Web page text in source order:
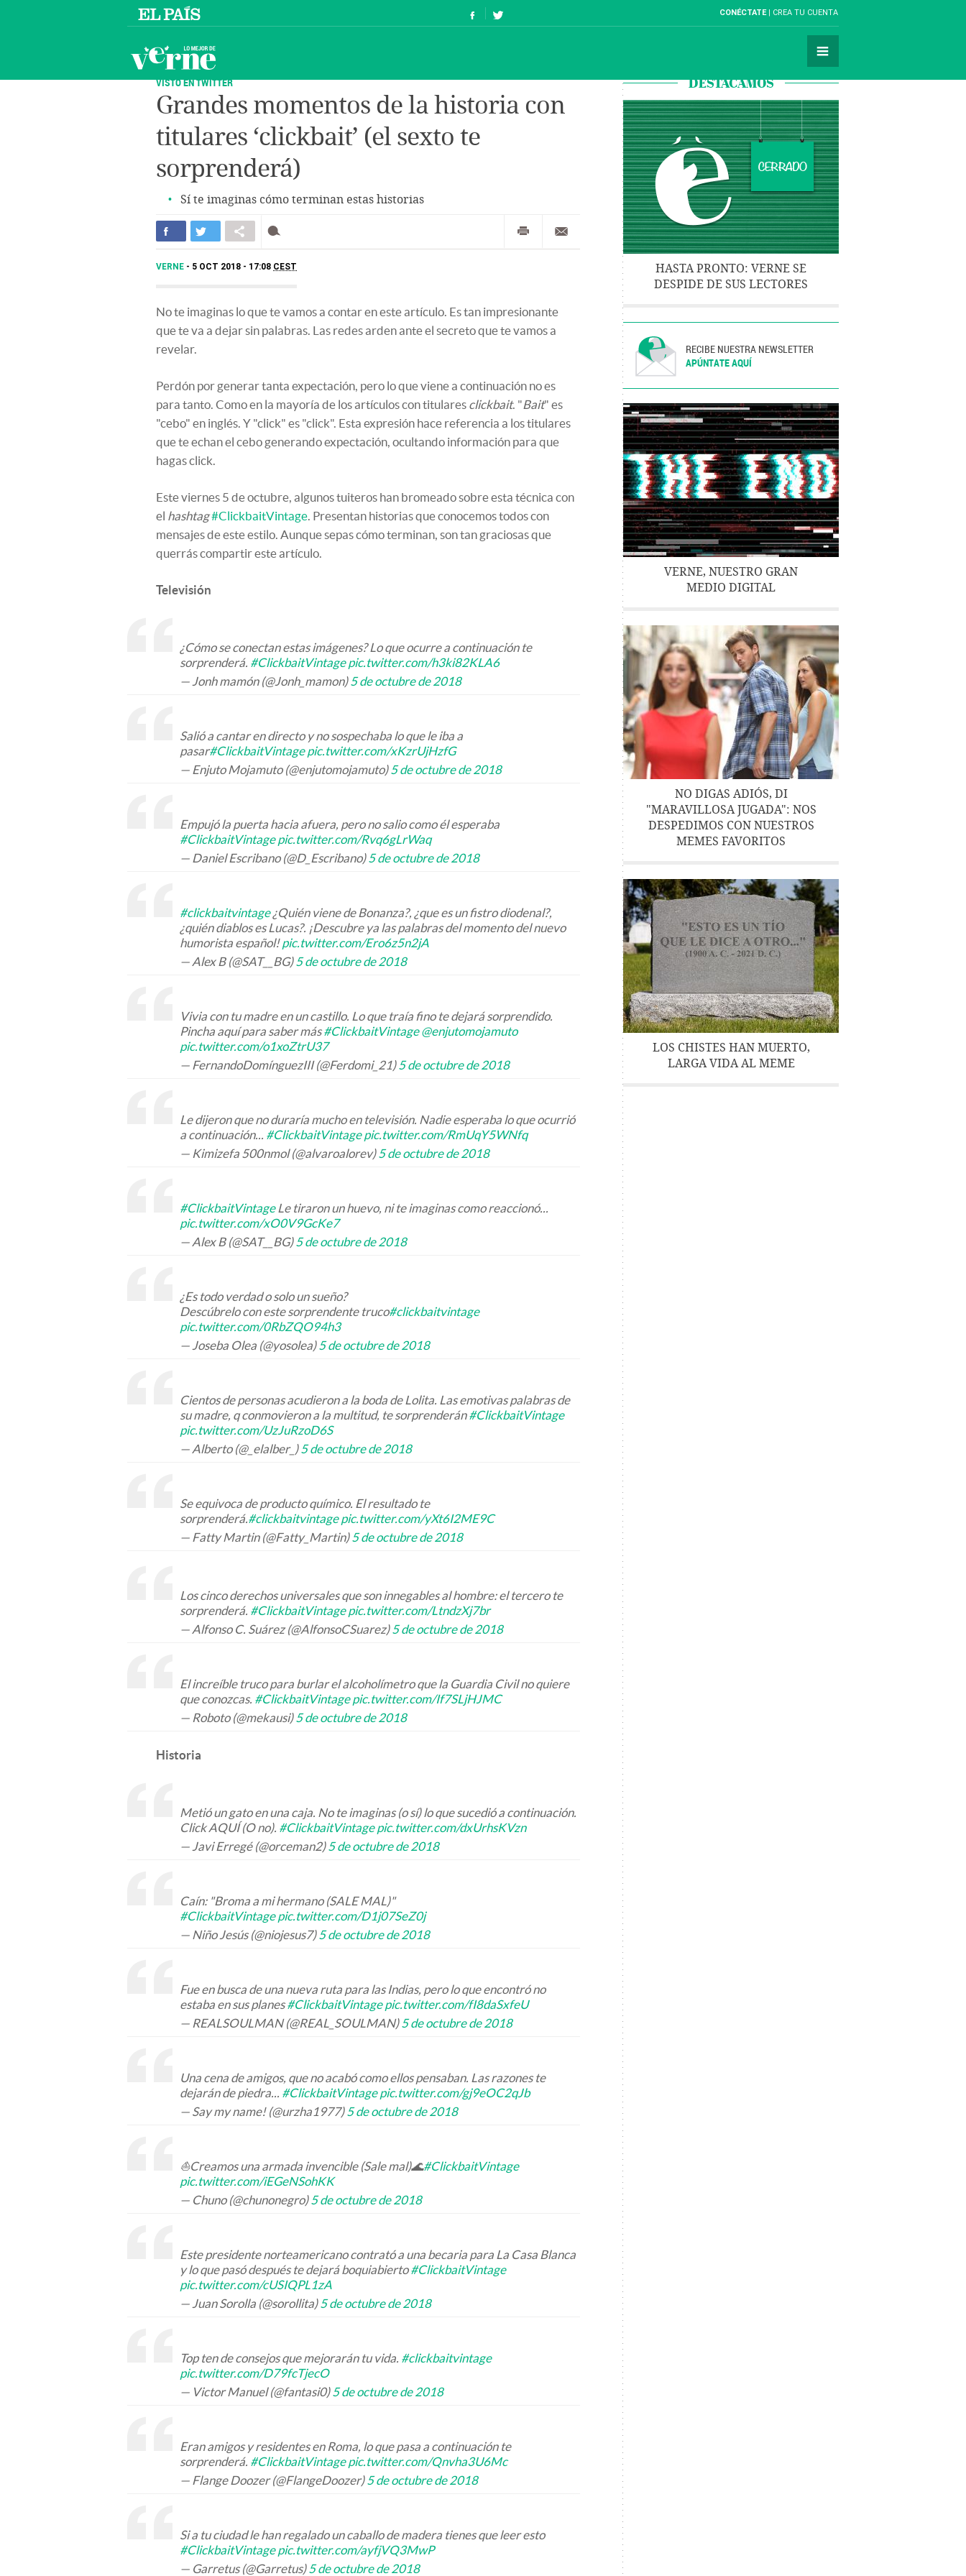
CONÉCTATE CREA TU CUENTA
VISTO EN TWITTER
Grandes momentos de la historia con
titulares ‘clickbait’ (el sexto te
sorprenderá)
Sí te imaginas cómo terminan estas historias
VERNE 5 OCT 2018 - 17:08 CEST
No te imaginas lo que te vamos a contar en este artículo. Es tan impresionante
que te va a dejar sin palabras. Las redes arden ante el secreto que te vamos a
revelar.
Perdón por generar tanta expectación, pero lo que viene a continuación no es
para tanto. Como en la mayoría de los artículos con titulares clickbait. "Bait" es
"cebo" en inglés. Y "click" es "click". Esta expresión hace referencia a los titulares
que te echan el cebo generando expectación, ocultando información para que
hagas click.
Este viernes 5 de octubre, algunos tuiteros han bromeado sobre esta técnica con
el hashtag#ClickbaitVintage. Presentan historias que conocemos todos con
mensajes de este estilo. Aunque sepas cómo terminan, son tan graciosas que
querrás compartir este artículo.
Televisión
¿Cómo se conectan estas imágenes? Lo que ocurre a continuación te
sorprenderá. #ClickbaitVintage pic.twitter.com/h3ki82KLA6
— Jonh mamón (@Jonh_mamon)5 de octubre de 2018
Salió a cantar en directo y no sospechaba lo que le iba a
pasar#ClickbaitVintage pic.twitter.com/xKzrUjHzfG
— Enjuto Mojamuto (@enjutomojamuto)5 de octubre de 2018
Empujó la puerta hacia afuera, pero no salio como él esperaba
#ClickbaitVintage pic.twitter.com/Rvq6gLrWaq
— Daniel Escribano (@D_Escribano)5 de octubre de 2018
#clickbaitvintage¿Quién viene de Bonanza?, ¿que es un fistro diodenal?,
¿quién diablos es Lucas?. ¡Descubre ya las palabras del momento del nuevo
humorista español!pic.twitter.com/Ero6z5n2jA
— Alex B (@SAT__BG)5 de octubre de 2018
Vivia con tu madre en un castillo. Lo que traía fino te dejará sorprendido.
Pincha aquí para saber más#ClickbaitVintage @enjutomojamuto
pic.twitter.com/o1xoZtrU37
— FernandoDomínguezIII (@Ferdomi_21)5 de octubre de 2018
Le dijeron que no duraría mucho en televisión. Nadie esperaba lo que ocurrió
a continuación... #ClickbaitVintage pic.twitter.com/RmUqY5WNfq
— Kimizefa 500nmol (@alvaroalorev)5 de octubre de 2018
#ClickbaitVintageLe tiraron un huevo, ni te imaginas como reaccionó...
pic.twitter.com/xO0V9GcKe7
— Alex B (@SAT__BG)5 de octubre de 2018
¿Es todo verdad o solo un sueño?
Descúbrelo con este sorprendente truco#clickbaitvintage
pic.twitter.com/0RbZQO94h3
— Joseba Olea (@yosolea)5 de octubre de 2018
Cientos de personas acudieron a la boda de Lolita. Las emotivas palabras de
su madre, q conmovieron a la multitud, te sorprenderán#ClickbaitVintage
pic.twitter.com/UzJuRzoD6S
— Alberto (@_elalber_)5 de octubre de 2018
Se equivoca de producto químico. El resultado te
sorprenderá.#clickbaitvintage pic.twitter.com/yXt6I2ME9C
— Fatty Martin (@Fatty_Martin)5 de octubre de 2018
Los cinco derechos universales que son innegables al hombre: el tercero te
sorprenderá. #ClickbaitVintage pic.twitter.com/LtndzXj7br
— Alfonso C. Suárez (@AlfonsoCSuarez)5 de octubre de 2018
El increíble truco para burlar el alcoholímetro que la Guardia Civil no quiere
que conozcas. #ClickbaitVintage pic.twitter.com/If7SLjHJMC
— Roboto (@mekausi)5 de octubre de 2018
Historia
Metió un gato en una caja. No te imaginas (o sí) lo que sucedió a continuación.
Click AQUÍ (O no). #ClickbaitVintage pic.twitter.com/dxUrhsKVzn
— Javi Erregé (@orceman2)5 de octubre de 2018
Caín: "Broma a mi hermano (SALE MAL)"
#ClickbaitVintage pic.twitter.com/D1j07SeZ0j
— Niño Jesús (@niojesus7)5 de octubre de 2018
Fue en busca de una nueva ruta para las Indias, pero lo que encontró no
estaba en sus planes#ClickbaitVintage pic.twitter.com/fI8daSxfeU
— REALSOULMAN (@REAL_SOULMAN)5 de octubre de 2018
Una cena de amigos, que no acabó como ellos pensaban. Las razones te
dejarán de piedra... #ClickbaitVintage pic.twitter.com/gj9eOC2qJb
— Say my name! (@urzha1977)5 de octubre de 2018
⛵Creamos una armada invencible (Sale mal)🌊#ClickbaitVintage
pic.twitter.com/iEGeNSohKK
— Chuno (@chunonegro)5 de octubre de 2018
Este presidente norteamericano contrató a una becaria para La Casa Blanca
y lo que pasó después te dejará boquiabierto#ClickbaitVintage
pic.twitter.com/cUSIQPL1zA
— Juan Sorolla (@sorollita)5 de octubre de 2018
Top ten de consejos que mejorarán tu vida. #clickbaitvintage
pic.twitter.com/D79fcTjecO
— Victor Manuel (@fantasi0)5 de octubre de 2018
Eran amigos y residentes en Roma, lo que pasa a continuación te
sorprenderá. #ClickbaitVintage pic.twitter.com/Qnvha3U6Mc
— Flange Doozer (@FlangeDoozer)5 de octubre de 2018
Si a tu ciudad le han regalado un caballo de madera tienes que leer esto
#ClickbaitVintage pic.twitter.com/ayfjVQ3MwP
— Garretus (@Garretus)5 de octubre de 2018
DESTACAMOS
HASTA PRONTO: VERNE SE
DESPIDE DE SUS LECTORES
RECIBE NUESTRA NEWSLETTER
APÚNTATE AQUÍ
VERNE, NUESTRO GRAN
MEDIO DIGITAL
NO DIGAS ADIÓS, DI
"MARAVILLOSA JUGADA": NOS
DESPEDIMOS CON NUESTROS
MEMES FAVORITOS
LOS CHISTES HAN MUERTO,
LARGA VIDA AL MEME